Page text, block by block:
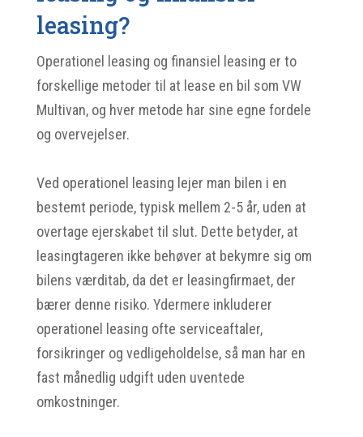
leasing?
Operationel leasing og finansiel leasing er to
forskellige metoder til at lease en bil som VW
Multivan, og hver metode har sine egne fordele
og overvejelser.
Ved operationel leasing lejer man bilen i en
bestemt periode, typisk mellem 2-5 år, uden at
overtage ejerskabet til slut. Dette betyder, at
leasingtageren ikke behøver at bekymre sig om
bilens værditab, da det er leasingfirmaet, der
bærer denne risiko. Ydermere inkluderer
operationel leasing ofte serviceaftaler,
forsikringer og vedligeholdelse, så man har en
fast månedlig udgift uden uventede
omkostninger.